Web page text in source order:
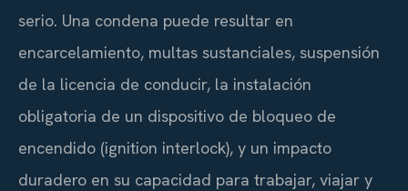
serio. Una condena puede resultar en
encarcelamiento, multas sustanciales, suspensión
de la licencia de conducir, la instalación
obligatoria de un dispositivo de bloqueo de
encendido (ignition interlock), y un impacto
duradero en su capacidad para trabajar, viajar y